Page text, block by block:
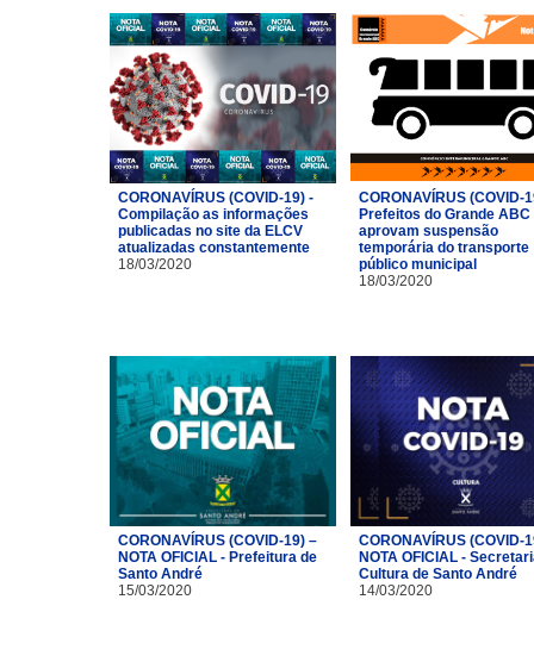
CORONAVÍRUS (COVID-19) -
Compilação as informações
publicadas no site da ELCV
atualizadas constantemente
18/03/2020
CORONAVÍRUS (COVID-
Prefeitos do Grande ABC
aprovam suspensão
temporária do transporte
público municipal
18/03/2020
CORONAVÍRUS (COVID-19) –
NOTA OFICIAL - Prefeitura de
Santo André
15/03/2020
CORONAVÍRUS (COVID-
NOTA OFICIAL -
Cultura de Santo André
14/03/2020